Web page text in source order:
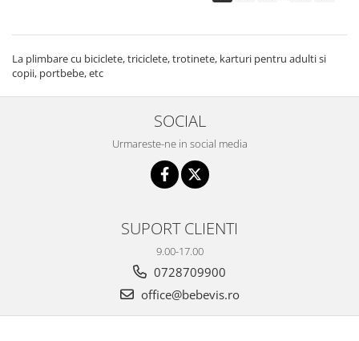
La plimbare cu biciclete, triciclete, trotinete, karturi pentru adulti si
copii, portbebe, etc
SOCIAL
Urmareste-ne in social media
SUPORT CLIENTI
9.00-17.00
0728709900
office@bebevis.ro